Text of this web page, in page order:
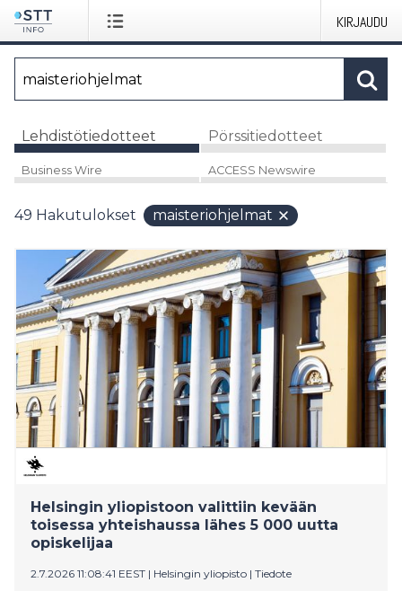
KIRJAUDU
Lehdistötiedotteet Pörssitiedotteet
Business Wire ACCESS Newswire
49 Hakutulokset maisteriohjelmat
Helsingin yliopistoon valittiin kevään
toisessa yhteishaussa lähes 5 000 uutta
opiskelijaa
2.7.2026 11:08:41 EEST | Helsingin yliopisto | Tiedote